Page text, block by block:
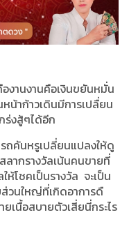
งานงานคือเงินขยันหมั่น
น้าก้าวเดินมีการเปลื่ยน
ร่งสู้ๆได้อีก
ถคันหรูเปลี่ยนแปลงให้ดู
ลากรางวัลเน้นคนขายที่
ห้โชคเป็นรางวัล จะเป็น
วนใหญ่ที่เกิดอาการดื
เนื้อสบายตัวเสี่ยนี่กระไร